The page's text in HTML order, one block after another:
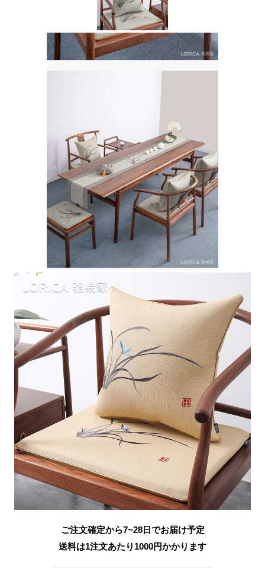
ご注文確定から7~28日でお届け予定
送料は1注文あたり 1000円かかります